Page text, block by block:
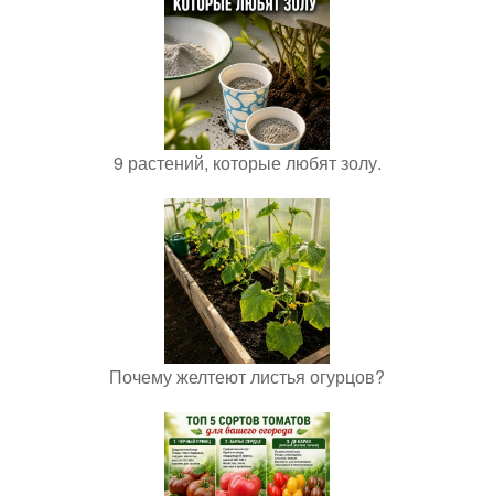
9 растений, которые любят золу.
Почему желтеют листья огурцов?